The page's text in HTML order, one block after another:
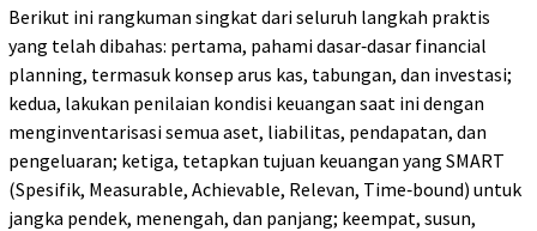
Berikut ini rangkuman singkat dari seluruh langkah praktis
yang telah dibahas: pertama, pahami dasar‑dasar financial
planning, termasuk konsep arus kas, tabungan, dan investasi;
kedua, lakukan penilaian kondisi keuangan saat ini dengan
menginventarisasi semua aset, liabilitas, pendapatan, dan
pengeluaran; ketiga, tetapkan tujuan keuangan yang SMART
(Spesifik, Measurable, Achievable, Relevan, Time‑bound) untuk
jangka pendek, menengah, dan panjang; keempat, susun,